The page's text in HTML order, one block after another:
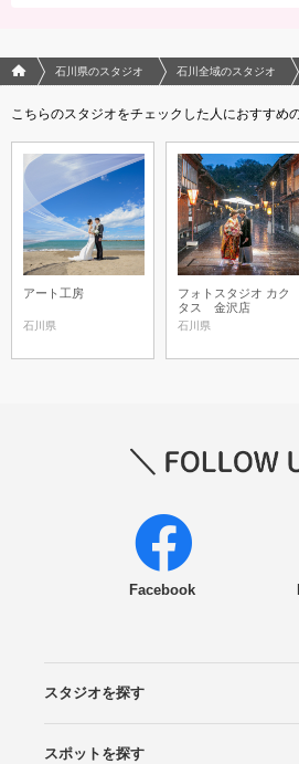
フォトウエディング/結婚写真のPhotorait ホーム
石川県のスタジオ 石川全域のスタジオ
こちらのスタジオをチェックした人におすすめ
アート工房
石川県
フォトスタジオ カク
タス 金沢店
石川県
Facebook
スタジオを探す
エリアから探す
こだわりから探す
NEW PHOTO STYLE
プランから探す
フォトタイプ診断
フォトグラファーから探す
国内リゾートから探す
スポットを探す